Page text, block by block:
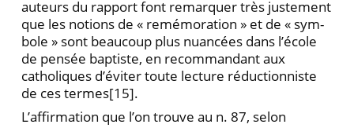
auteurs du rapport font remarquer très juste­ment
que les notions de « remémoration » et de « sym­
bole » sont beaucoup plus nuancées dans l’école
de pensée baptiste, en recommandant aux
catholiques d’éviter toute lecture réductionniste
de ces termes[15].
L’affirmation que l’on trouve au n. 87, selon